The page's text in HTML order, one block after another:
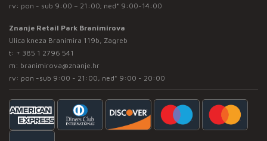
rv: pon - sub 9:00 – 21:00; ned* 9:00-14:00
Znanje Retail Park Branimirova
Ulica kneza Branimira 119b, Zagreb
t: + 385 1 2796 541
m: branimirova@znanje.hr
rv: pon -sub 9:00 - 21:00, ned* 9:00 - 20:00